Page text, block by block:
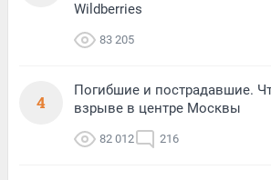
Wildberries
83 205
4
Погибшие и пострадавшие.
взрыве в центре Москвы
82 012 216